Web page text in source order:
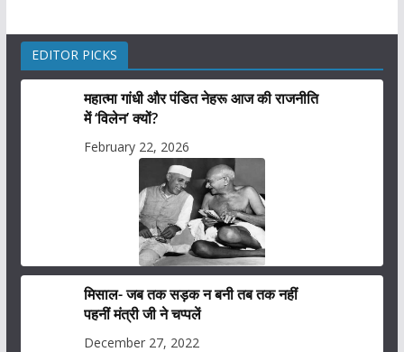
EDITOR PICKS
महात्मा गांधी और पंडित नेहरू आज की राजनीति
में ‘विलेन’ क्यों?
February 22, 2026
मिसाल- जब तक सड़क न बनी तब तक नहीं
पहनीं मंत्री जी ने चप्पलें
December 27, 2022